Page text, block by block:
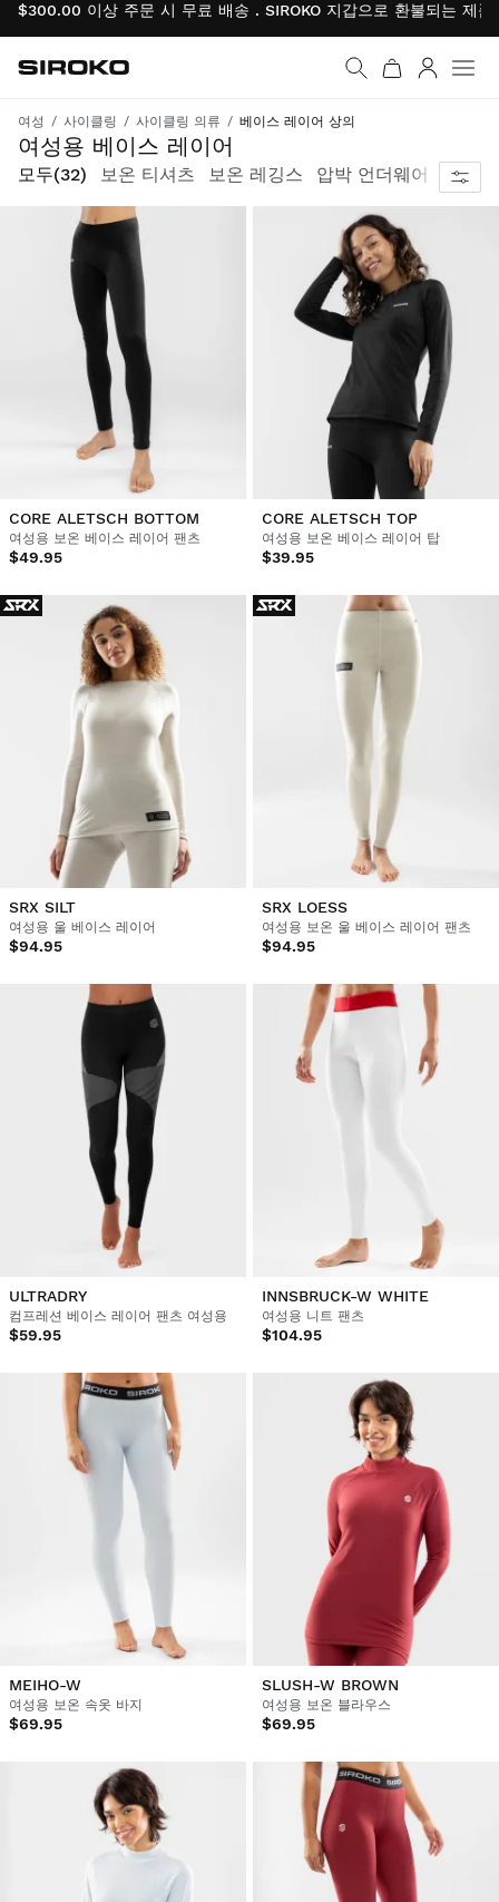
$300.00 이상 주문 시 무료 배송 . SIROKO 지갑으로 환불되는 제
홈페이지로 이동
Siroko.com
여성 사이클링 사이클링 의류 베이스 레이어 상의
여성용 베이스 레이어
모두(32) 보온 티셔츠 보온 레깅스 압박 언더웨어 프리
CORE ALETSCH BOTTOM
여성용 보온 베이스 레이어 팬츠
$49.95
CORE ALETSCH TOP
여성용 보온 베이스 레이어 탑
$39.95
SRX SILT
여성용 울 베이스 레이어
$94.95
SRX LOESS
여성용 보온 울 베이스 레이어 팬츠
$94.95
ULTRADRY
컴프레션 베이스 레이어 팬츠 여성용
$59.95
INNSBRUCK-W WHITE
여성용 니트 팬츠
$104.95
MEIHO-W
여성용 보온 속옷 바지
$69.95
SLUSH-W BROWN
여성용 보온 블라우스
$69.95